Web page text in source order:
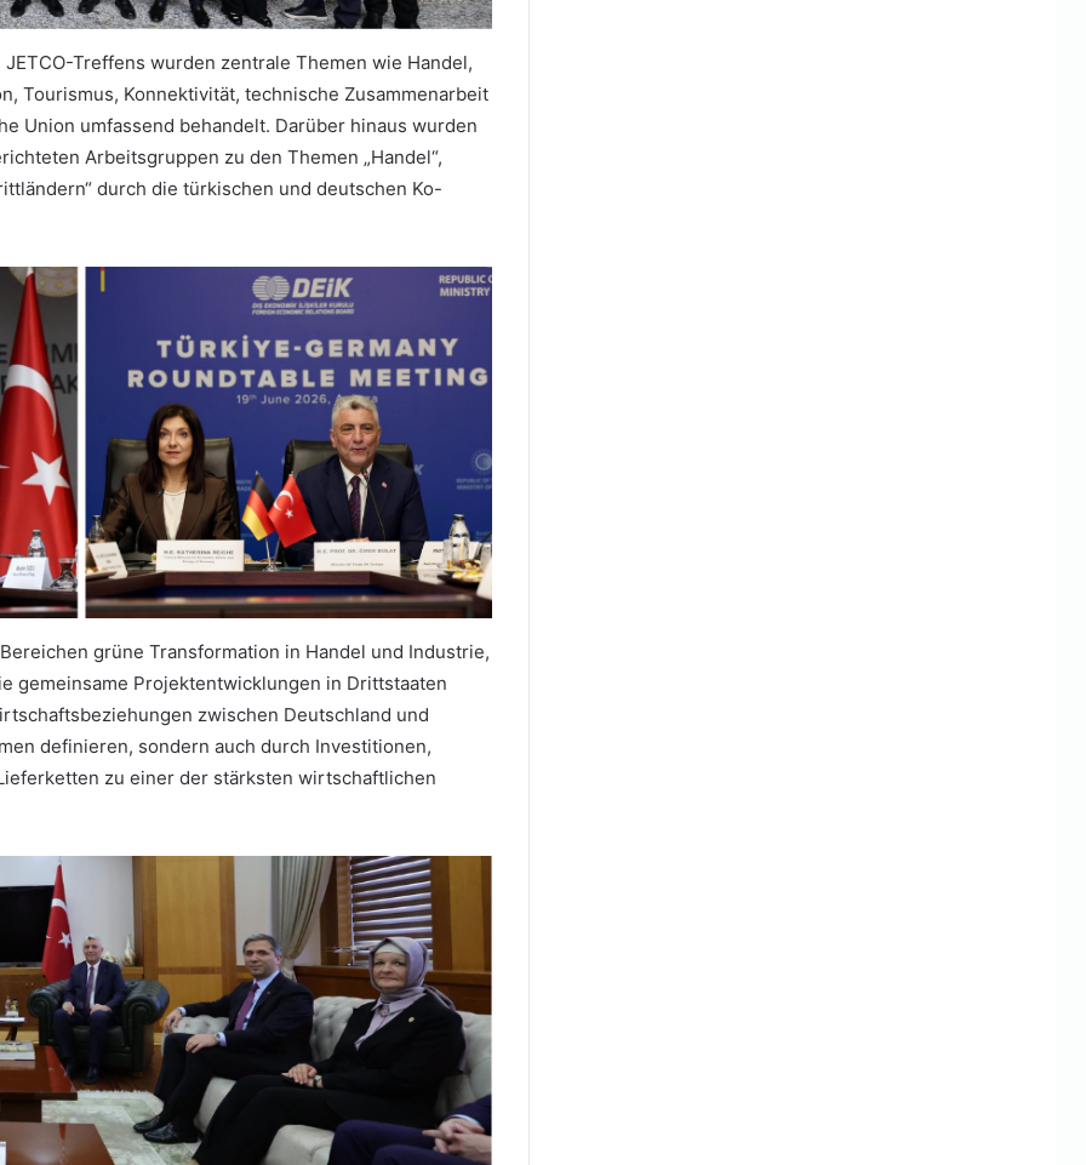
Treffens wurden zentrale Themen wie Handel,
Tourismus, Konnektivität, technische Zusammenarbeit
Union umfassend behandelt. Darüber hinaus wurden
Arbeitsgruppen zu den Themen „Handel“,
durch die türkischen und deutschen Ko-
grüne Transformation in Handel und Industrie,
gemeinsame Projektentwicklungen in Drittstaaten
zwischen Deutschland und
definieren, sondern auch durch Investitionen,
zu einer der stärksten wirtschaftlichen